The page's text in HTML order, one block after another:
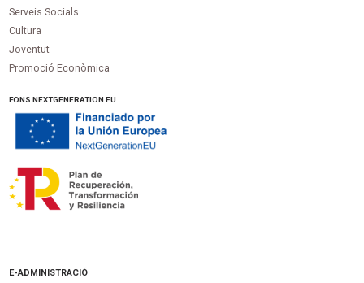
Serveis Socials
Cultura
Joventut
Promoció Econòmica
FONS NEXTGENERATION EU
E-ADMINISTRACIÓ